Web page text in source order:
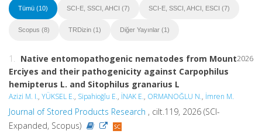
Tümü (10) SCI-E, SSCI, AHCI (7) SCI-E, SSCI, AHCI, ESCI (7)
Scopus (8) TRDizin (1) Diğer Yayınlar (1)
2026
1. Native entomopathogenic nematodes from Mount
Erciyes and their pathogenicity against Carpophilus
hemipterus L. and Sitophilus granarius L
Azizi M. I., YÜKSEL E., Sipahioğlu E., İNAK E., ORMANOĞLU N., İmren M.
Journal of Stored Products Research , cilt.119, 2026 (SCI-
Expanded, Scopus)